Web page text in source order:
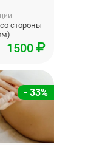
стороны
1500
- 33%